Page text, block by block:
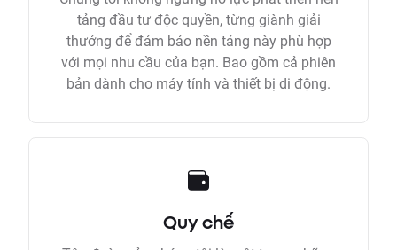
tảng đầu tư độc quyền, từng giành giải
thưởng để đảm bảo nền tảng này phù hợp
với mọi nhu cầu của bạn. Bao gồm cả phiên
bản dành cho máy tính và thiết bị di động.
Quy chế